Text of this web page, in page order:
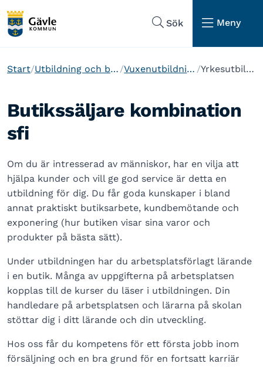
Sök
Meny
Start Utbildning och barnomsorg Vuxenutbildning i Gävle Yrkesutbildningar
Butikssäljare kombination
sfi
Om du är intresserad av människor, har en vilja att
hjälpa kunder och vill ge god service är detta en
utbildning för dig. Du får goda kunskaper i bland
annat praktiskt butiksarbete, kundbemötande och
exponering (hur butiken visar sina varor och
produkter på bästa sätt).
Under utbildningen har du arbetsplatsförlagt lärande
i en butik. Många av uppgifterna på arbetsplatsen
kopplas till de kurser du läser i utbildningen. Din
handledare på arbetsplatsen och lärarna på skolan
stöttar dig i ditt lärande och din utveckling.
Hos oss får du kompetens för ett första jobb inom
försäljning och en bra grund för en fortsatt karriär